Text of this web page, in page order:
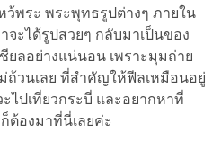
พระ พระพุทธรูปต่างๆ ภายใน
จะได้รูปสวยๆ กลับมาเป็นของ
ยลอย่างแน่นอน เพราะมุมถ่าย
ถ้วนเลย ที่สำคัญให้ฟีลเหมือนอยู่
ไปเที่ยวกระบี่ และอยากหาที่
ต้องมาที่นี่เลยค่ะ